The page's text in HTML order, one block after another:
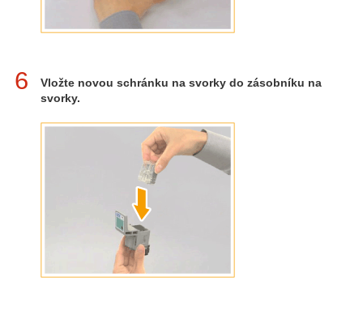
6
Vložte novou schránku na svorky do zásobníku na
svorky.